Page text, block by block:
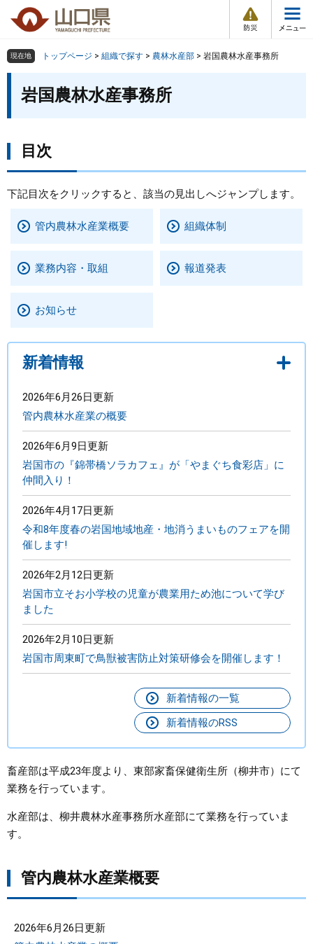
の
す
ー
し
本
文
情
報
メ
ュ
組織で探す
Other Languages
トップページ
くらし・環境
健康・福祉
教育・文化・スポーツ
しごと・産業・観光
まちづくり
現在地 トップページ > 組織で探す > 農林水産部 > 岩国農林水産事務所
岩国農林水産事務所
目次
下記目次をクリックすると、該当の見出しへジャンプします。
管内農林水産業概要 組織体制
業務内容・取組 報道発表
お知らせ
新着情報
2026年6月26日更新
管内農林水産業の概要
2026年6月9日更新
岩国市の『錦帯橋ソラカフェ』が「やまぐち食彩店」に
仲間入り！
2026年4月17日更新
令和8年度春の岩国地域地産・地消うまいものフェアを開
催します!
2026年2月12日更新
岩国市立そお小学校の児童が農業用ため池について学び
ました
2026年2月10日更新
岩国市周東町で鳥獣被害防止対策研修会を開催します！
新着情報の一覧
新着情報のRSS
畜産部は平成23年度より、東部家畜保健衛生所（柳井市）にて
業務を行っています。
水産部は、柳井農林水産事務所水産部にて業務を行っていま
す。
管内農林水産業概要
2026年6月26日更新